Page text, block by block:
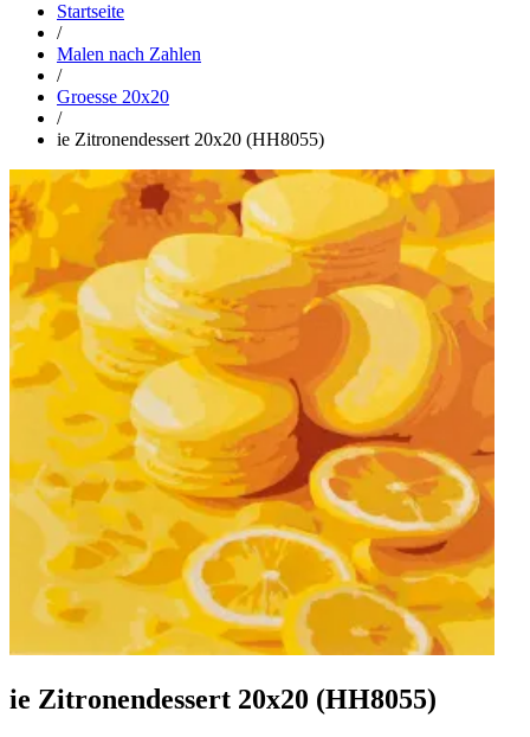
Startseite
/
Malen nach Zahlen
/
Groesse 20x20
/
ie Zitronendessert 20x20 (HH8055)
ie Zitronendessert 20x20 (HH8055)